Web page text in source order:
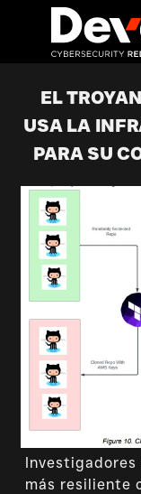
EL
USA LA
PARA SU
Investigadores
más resiliente